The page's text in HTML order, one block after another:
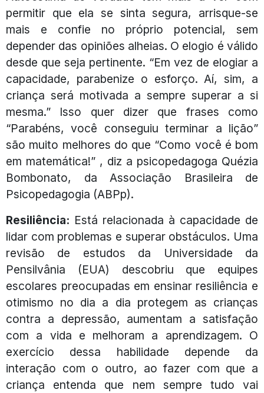
permitir que ela se sinta segura, arrisque-se
mais e confie no próprio potencial, sem
depender das opiniões alheias. O elogio é válido
desde que seja pertinente. “Em vez de elogiar a
capacidade, parabenize o esforço. Aí, sim, a
criança será motivada a sempre superar a si
mesma.” Isso quer dizer que frases como
“Parabéns, você conseguiu terminar a lição”
são muito melhores do que “Como você é bom
em matemática!” , diz a psicopedagoga Quézia
Bombonato, da Associação Brasileira de
Psicopedagogia (ABPp).
Resiliência: Está relacionada à capacidade de
lidar com problemas e superar obstáculos. Uma
revisão de estudos da Universidade da
Pensilvânia (EUA) descobriu que equipes
escolares preocupadas em ensinar resiliência e
otimismo no dia a dia protegem as crianças
contra a depressão, aumentam a satisfação
com a vida e melhoram a aprendizagem. O
exercício dessa habilidade depende da
interação com o outro, ao fazer com que a
criança entenda que nem sempre tudo vai